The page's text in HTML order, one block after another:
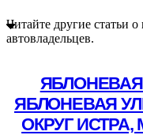
Читайте другие статьи
автовладельцев.
ЯБЛОНЕВАЯ
ЯБЛОНЕВАЯ
ОКРУГ